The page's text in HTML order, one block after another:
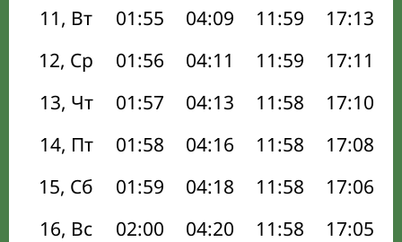
11, Вт
01:55 04:09 11:59 17:13
12, Ср
01:56 04:11 11:59 17:11
13, Чт
01:57 04:13 11:58 17:10
14, Пт
01:58 04:16 11:58 17:08
15, Сб
01:59 04:18 11:58 17:06
16, Вс
02:00 04:20 11:58 17:05